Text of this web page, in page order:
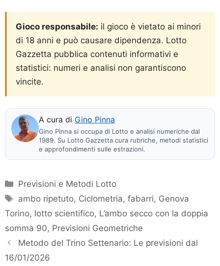
Gioco responsabile: il gioco è vietato ai minori
di 18 anni e può causare dipendenza. Lotto
Gazzetta pubblica contenuti informativi e
statistici: numeri e analisi non garantiscono
vincite.
A cura di Gino Pinna
Gino Pinna si occupa di Lotto e analisi numeriche dal
1989. Su Lotto Gazzetta cura rubriche, metodi statistici
e approfondimenti sulle estrazioni.
Categorie
Previsioni e Metodi Lotto
Tag
ambo ripetuto, Ciclometria,fabarri, Genova
Torino, lotto scientifico, L’ambo secco con la doppia
somma 90, Previsioni Geometriche
Metodo del Trino Settenario: Le previsioni dal
16/01/2026